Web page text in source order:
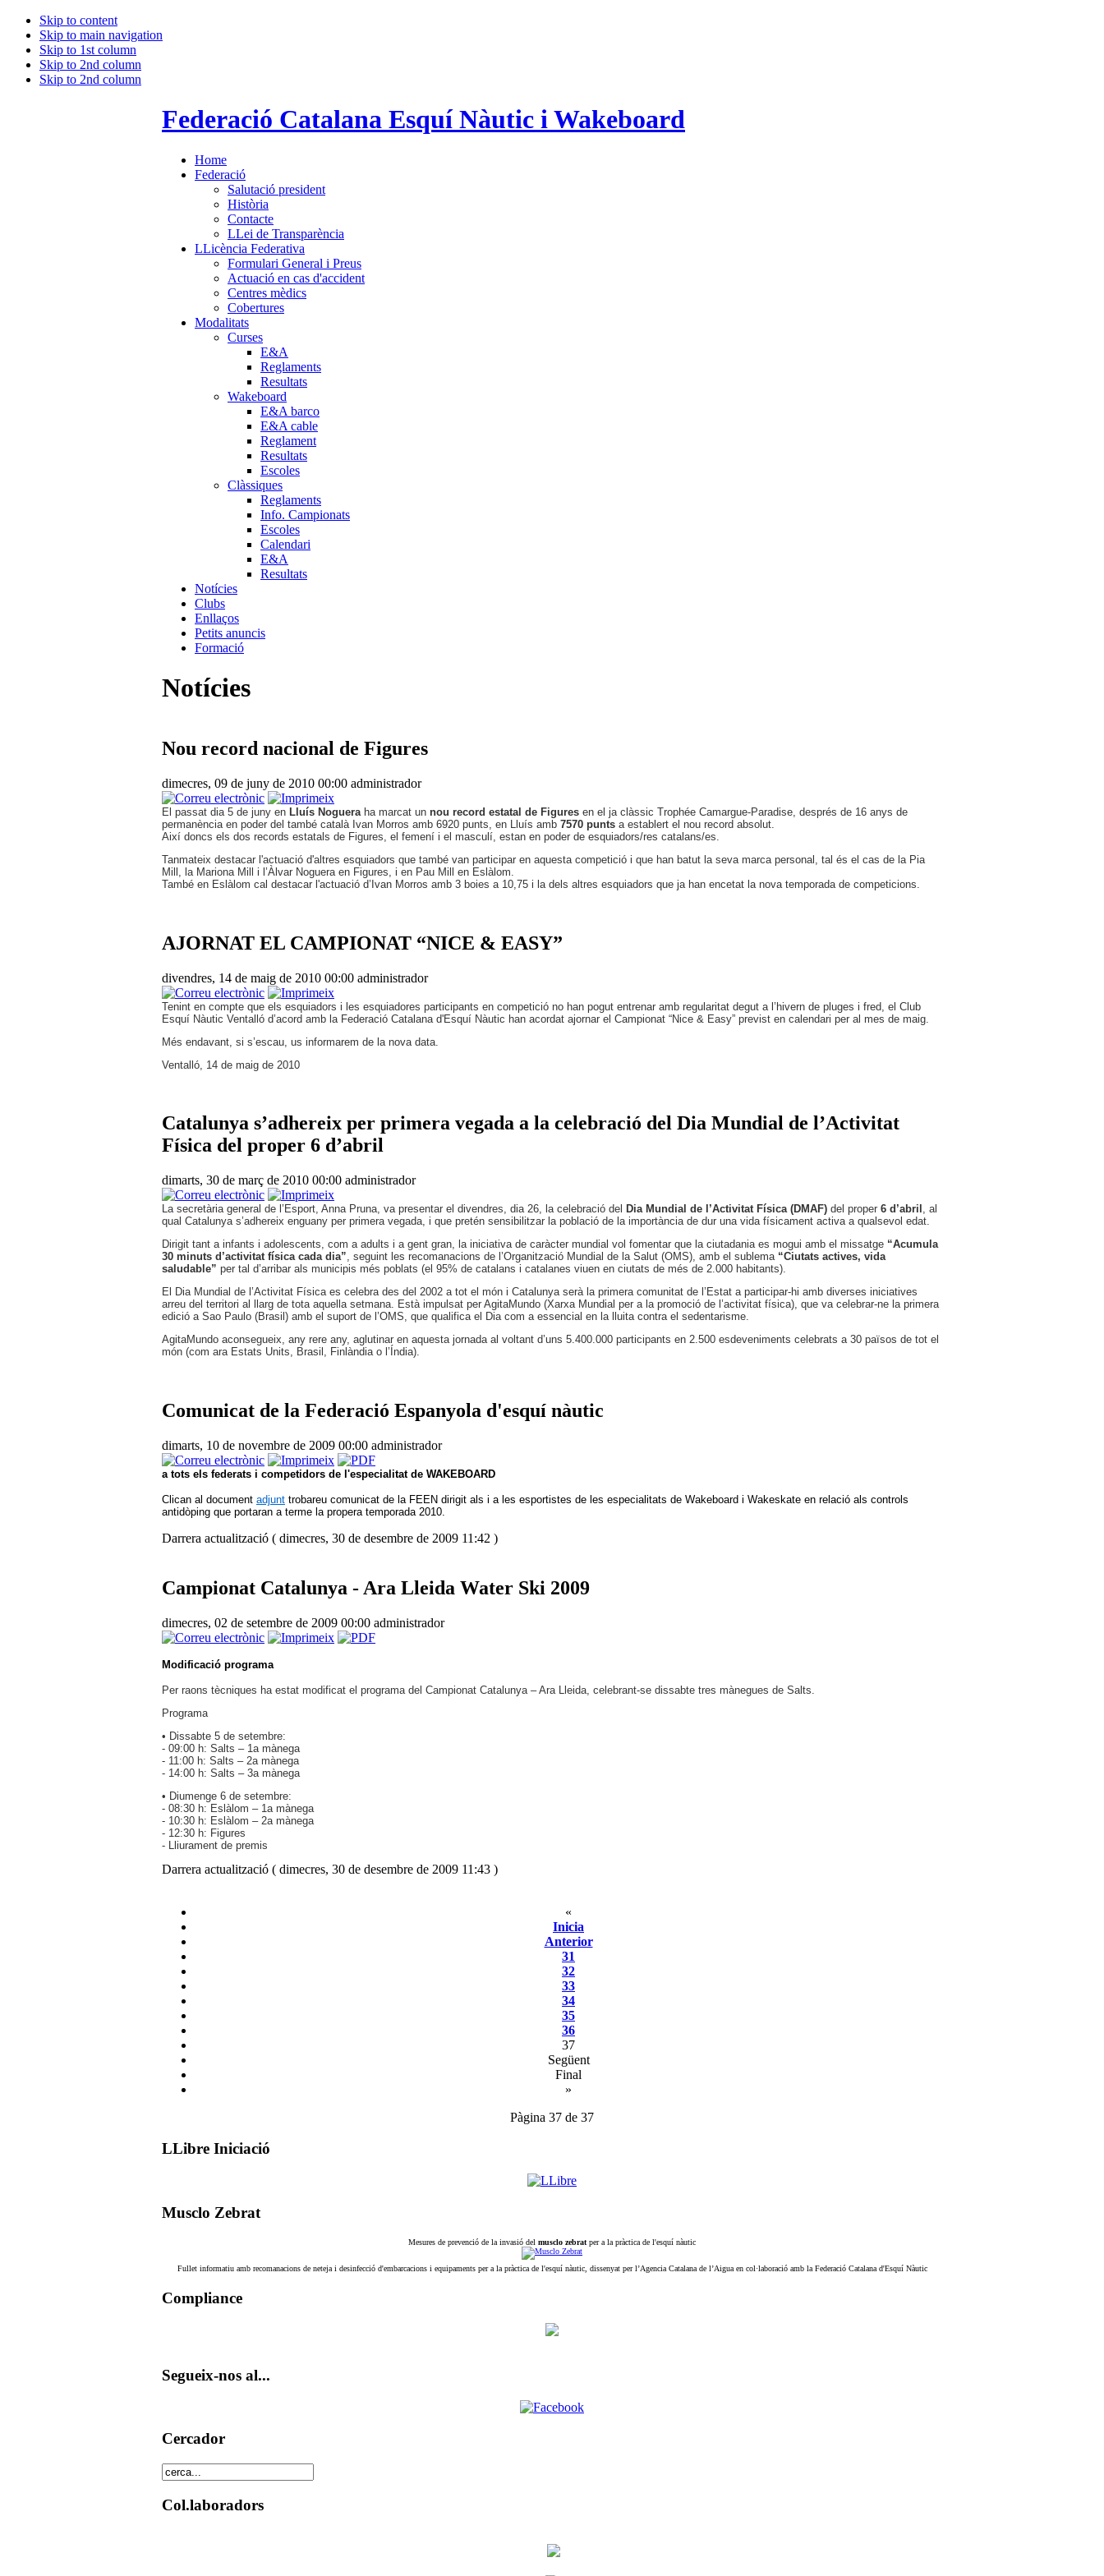
Skip to content
Skip to main navigation
Skip to 1st column
Skip to 2nd column
Skip to 2nd column
Federació Catalana Esquí Nàutic i Wakeboard
Home
Federació
Salutació president
Història
Contacte
LLei de Transparència
LLicència Federativa
Formulari General i Preus
Actuació en cas d'accident
Centres mèdics
Cobertures
Modalitats
Curses
E&A
Reglaments
Resultats
Wakeboard
E&A barco
E&A cable
Reglament
Resultats
Escoles
Clàssiques
Reglaments
Info. Campionats
Escoles
Calendari
E&A
Resultats
Notícies
Clubs
Enllaços
Petits anuncis
Formació
Notícies
Nou record nacional de Figures
dimecres, 09 de juny de 2010 00:00 administrador
El passat dia 5 de juny en Lluís Noguera ha marcat un nou record estatal de Figures en el ja clàssic Trophée Camargue-Paradise, després de 16 anys de
permanència en poder del també català Ivan Morros amb 6920 punts, en Lluís amb 7570 punts a establert el nou record absolut.
Així doncs els dos records estatals de Figures, el femení i el masculí, estan en poder de esquiadors/res catalans/es.
Tanmateix destacar l'actuació d'altres esquiadors que també van participar en aquesta competició i que han batut la seva marca personal, tal és el cas de la Pia
Mill, la Mariona Mill i l’Àlvar Noguera en Figures, i en Pau Mill en Eslàlom.
També en Eslàlom cal destacar l'actuació d’Ivan Morros amb 3 boies a 10,75 i la dels altres esquiadors que ja han encetat la nova temporada de competicions.
AJORNAT EL CAMPIONAT “NICE & EASY”
divendres, 14 de maig de 2010 00:00 administrador
Tenint en compte que els esquiadors i les esquiadores participants en competició no han pogut entrenar amb regularitat degut a l’hivern de pluges i fred, el Club
Esquí Nàutic Ventalló d’acord amb la Federació Catalana d'Esquí Nàutic han acordat ajornar el Campionat “Nice & Easy” previst en calendari per al mes de maig.
Més endavant, si s’escau, us informarem de la nova data.
Ventalló, 14 de maig de 2010
Catalunya s’adhereix per primera vegada a la celebració del Dia Mundial de l’Activitat
Física del proper 6 d’abril
dimarts, 30 de març de 2010 00:00 administrador
La secretària general de l’Esport, Anna Pruna, va presentar el divendres, dia 26, la celebració del Dia Mundial de l’Activitat Física (DMAF) del proper 6 d’abril , al
qual Catalunya s’adhereix enguany per primera vegada, i que pretén sensibilitzar la població de la importància de dur una vida físicament activa a qualsevol edat.
Dirigit tant a infants i adolescents, com a adults i a gent gran, la iniciativa de caràcter mundial vol fomentar que la ciutadania es mogui amb el missatge “Acumula
30 minuts d’activitat física cada dia”, seguint les recomanacions de l’Organització Mundial de la Salut (OMS), amb el sublema“Ciutats actives, vida
saludable” per tal d’arribar als municipis més poblats (el 95% de catalans i catalanes viuen en ciutats de més de 2.000 habitants).
El Dia Mundial de l’Activitat Física es celebra des del 2002 a tot el món i Catalunya serà la primera comunitat de l’Estat a participar-hi amb diverses iniciatives
arreu del territori al llarg de tota aquella setmana. Està impulsat per AgitaMundo (Xarxa Mundial per a la promoció de l’activitat física), que va celebrar-ne la primera
edició a Sao Paulo (Brasil) amb el suport de l’OMS, que qualifica el Dia com a essencial en la lluita contra el sedentarisme.
AgitaMundo aconsegueix, any rere any, aglutinar en aquesta jornada al voltant d’uns 5.400.000 participants en 2.500 esdeveniments celebrats a 30 països de tot el
món (com ara Estats Units, Brasil, Finlàndia o l’Índia).
Comunicat de la Federació Espanyola d'esquí nàutic
dimarts, 10 de novembre de 2009 00:00 administrador
a tots els federats i competidors de l'especialitat de WAKEBOARD
Clican al document adjunt trobareu comunicat de la FEEN dirigit als i a les esportistes de les especialitats de Wakeboard i Wakeskate en relació als controls
antidòping que portaran a terme la propera temporada 2010.
Darrera actualització ( dimecres, 30 de desembre de 2009 11:42 )
Campionat Catalunya - Ara Lleida Water Ski 2009
dimecres, 02 de setembre de 2009 00:00 administrador
Modificació programa
Per raons tècniques ha estat modificat el programa del Campionat Catalunya – Ara Lleida, celebrant-se dissabte tres mànegues de Salts.
Programa
• Dissabte 5 de setembre:
- 09:00 h: Salts – 1a mànega
- 11:00 h: Salts – 2a mànega
- 14:00 h: Salts – 3a mànega
• Diumenge 6 de setembre:
- 08:30 h: Eslàlom – 1a mànega
- 10:30 h: Eslàlom – 2a mànega
- 12:30 h: Figures
- Lliurament de premis
Darrera actualització ( dimecres, 30 de desembre de 2009 11:43 )
«
Inicia
Anterior
31
32
33
34
35
36
37
Següent
Final
»
Pàgina 37 de 37
LLibre Iniciació
Musclo Zebrat
Mesures de prevenció de la invasió del musclo zebrat per a la pràctica de l'esquí nàutic
Fullet informatiu amb recomanacions de neteja i desinfecció d'embarcacions i equipaments per a la pràctica de l'esquí nàutic, dissenyat per l’Agencia Catalana de l’Aigua en col·laboració amb la Federació Catalana d'Esquí Nàutic
Compliance
Segueix-nos al...
Cercador
Col.laboradors